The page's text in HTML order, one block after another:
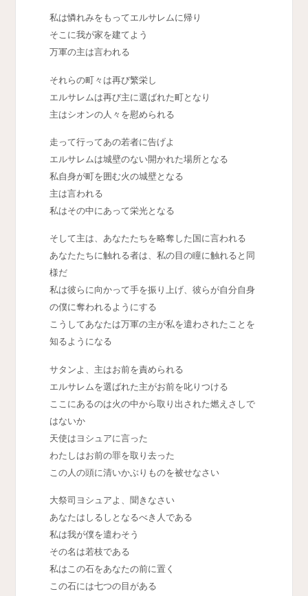
私は憐れみをもってエルサレムに帰り
そこに我が家を建てよう
万軍の主は言われる
それらの町々は再び繁栄し
エルサレムは再び主に選ばれた町となり
主はシオンの人々を慰められる
走って行ってあの若者に告げよ
エルサレムは城壁のない開かれた場所となる
私自身が町を囲む火の城壁となる
主は言われる
私はその中にあって栄光となる
そして主は、あなたたちを略奪した国に言われる
あなたたちに触れる者は、私の目の瞳に触れると同
様だ
私は彼らに向かって手を振り上げ、彼らが自分自身
の僕に奪われるようにする
こうしてあなたは万軍の主が私を遣わされたことを
知るようになる
サタンよ、主はお前を責められる
エルサレムを選ばれた主がお前を叱りつける
ここにあるのは火の中から取り出された燃えさしで
はないか
天使はヨシュアに言った
わたしはお前の罪を取り去った
この人の頭に清いかぶりものを被せなさい
大祭司ヨシュアよ、聞きなさい
あなたはしるしとなるべき人である
私は我が僕を遣わそう
その名は若枝である
私はこの石をあなたの前に置く
この石には七つの目がある